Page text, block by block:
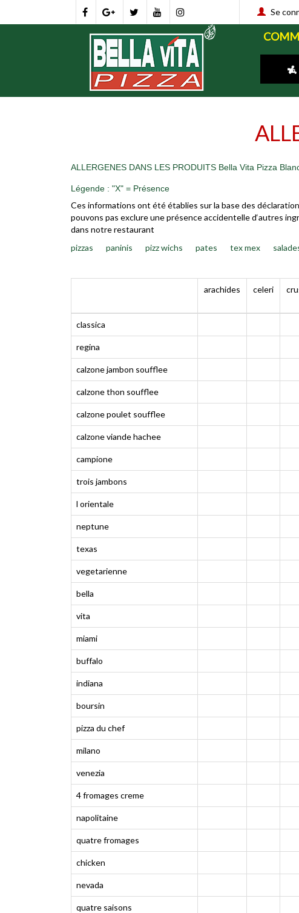
Se
ALLERGENES DANS LES PRODUITS Bella Vita Pizza
Légende : "X" = Présence
Ces informations ont été établies sur la base des
pouvons pas exclure une présence accidentelle d‘autres
dans notre restaurant
pizzas
paninis pizz wichs pates tex mex
arachides celeri
classica
regina
calzone jambon soufflee
calzone thon soufflee
calzone poulet soufflee
calzone viande hachee
campione
trois jambons
l orientale
neptune
texas
vegetarienne
bella
vita
miami
buffalo
indiana
boursin
pizza du chef
milano
venezia
4 fromages creme
napolitaine
quatre fromages
chicken
nevada
quatre saisons